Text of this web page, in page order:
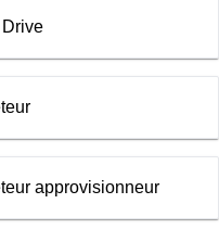
approvisionneur